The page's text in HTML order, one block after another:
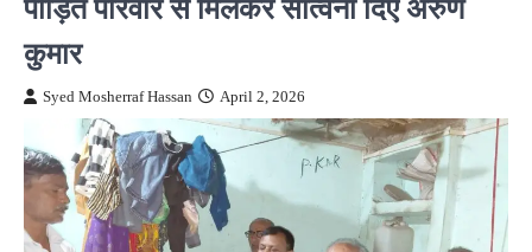
कुमार
Syed Mosherraf Hassan April 2, 2026